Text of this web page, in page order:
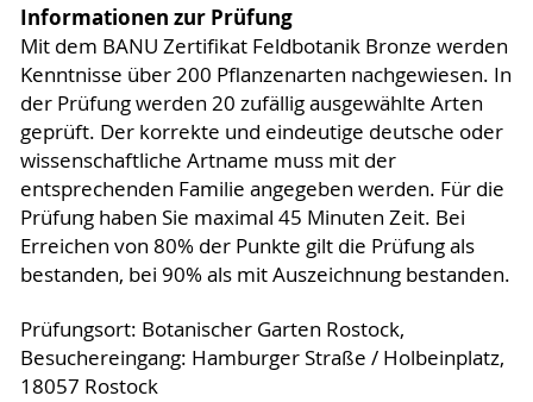
Informationen zur Prüfung
Mit dem BANU Zertifikat Feldbotanik Bronze werden
Kenntnisse über 200 Pflanzenarten nachgewiesen. In
der Prüfung werden 20 zufällig ausgewählte Arten
geprüft. Der korrekte und eindeutige deutsche oder
wissenschaftliche Artname muss mit der
entsprechenden Familie angegeben werden. Für die
Prüfung haben Sie maximal 45 Minuten Zeit. Bei
Erreichen von 80% der Punkte gilt die Prüfung als
bestanden, bei 90% als mit Auszeichnung bestanden.
Prüfungsort: Botanischer Garten Rostock,
Besuchereingang: Hamburger Straße / Holbeinplatz,
18057 Rostock